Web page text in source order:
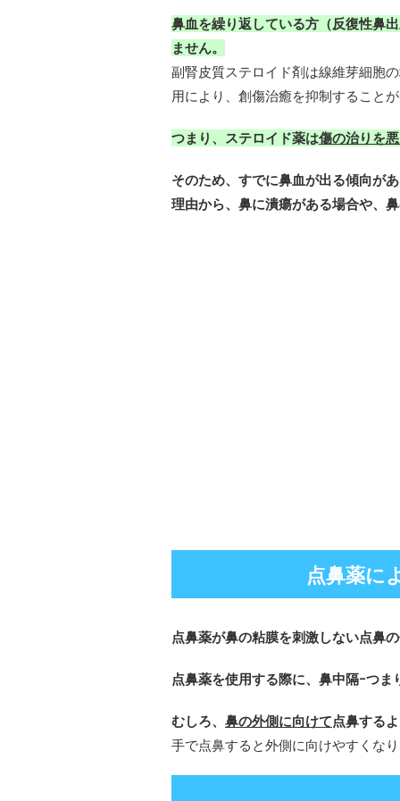
鼻血を繰り返している方（反復性鼻
ません。
副腎皮質ステロイド剤は線維芽細胞
用により、創傷治癒を抑制すること
つまり、ステロイド薬は傷の治りを
そのため、すでに鼻血が出る傾向が
理由から、鼻に潰瘍がある場合や、
点鼻薬に
点鼻薬が鼻の粘膜を刺激しない点鼻
点鼻薬を使用する際に、鼻中隔ｰつ
むしろ、 鼻の外側に向けて点鼻する
手で点鼻すると外側に向けやすくな